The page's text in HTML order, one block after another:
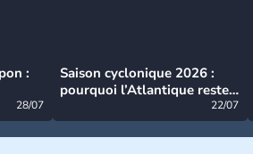
:
28/07
Saison cyclonique 2026 :
pourquoi l’Atlantique reste
22/07